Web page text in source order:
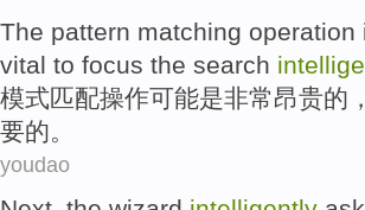
The pattern matching operation
vital to focus the search
模式匹配操作可能是非常昂贵的
要的。
youdao